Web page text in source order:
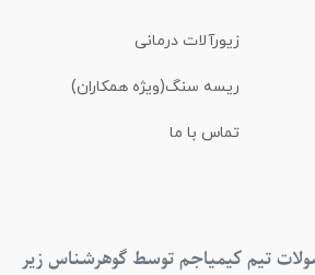
زیورآلات درمانی
ریسه سنگ(ویژه همکاران)
تماس با ما
تیم کیمیاجم توسط گوهرشناس زیر